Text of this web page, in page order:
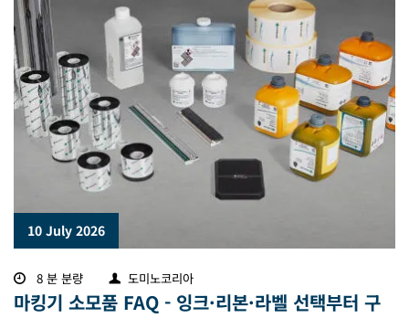
10 July 2026
8 분 분량 도미노코리아
마킹기 소모품 FAQ - 잉크·리본·라벨 선택부터 구